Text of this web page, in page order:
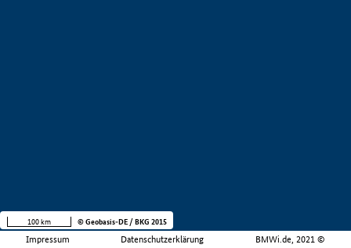
Impressum Datenschutzerklärung BMWi.de, 2021 ©
100 km © Geobasis-DE / BKG 2015